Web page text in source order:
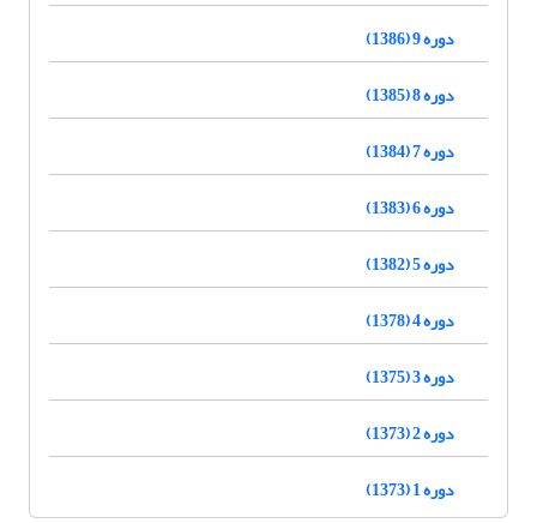
دوره 9 (1386)
دوره 8 (1385)
دوره 7 (1384)
دوره 6 (1383)
دوره 5 (1382)
دوره 4 (1378)
دوره 3 (1375)
دوره 2 (1373)
دوره 1 (1373)